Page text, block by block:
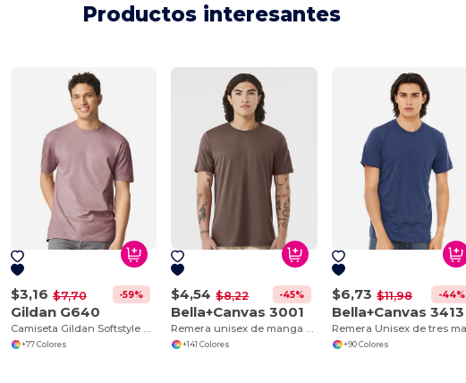
Productos interesantes
$3,16 $7,70 -59%
Gildan G640
Camiseta Gildan Softstyle de Algodón Suave
+77 Colores
$4,54 $8,22 -45%
Bella+Canvas 3001
Remera unisex de manga corta Jersey
+141 Colores
$6,73 $11,98 -44%
Bella+Canvas 3413
+90 Colores